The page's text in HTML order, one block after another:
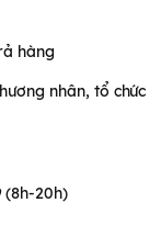
hàng
nhân, tổ chức
(8h-20h)